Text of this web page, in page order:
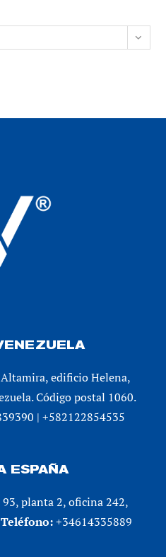
edificio Helena,
Código postal 1060.
| +582122854535
ESPAÑA
93, planta 2, oficina 242,
Teléfono:+34614335889